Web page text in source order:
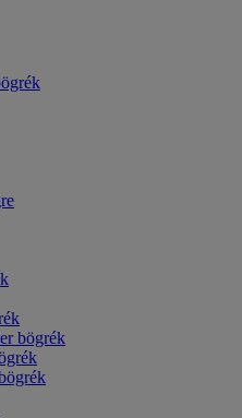
bögrék